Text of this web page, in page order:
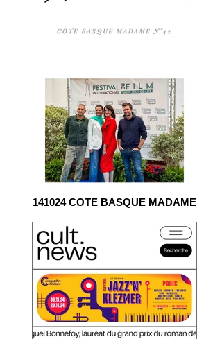
141024 COTE BASQUE MADAME